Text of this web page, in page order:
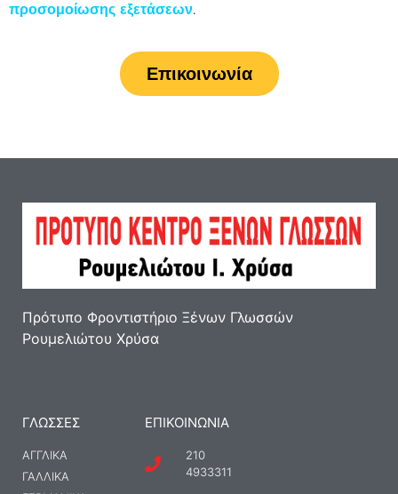
προσομοίωσης εξετάσεων.
Επικοινωνία
Πρότυπο Φροντιστήριο Ξένων Γλωσσών
Ρουμελιώτου Χρύσα
ΓΛΩΣΣΕΣ
ΑΓΓΛΙΚΑ
ΓΑΛΛΙΚΑ
ΕΠΙΚΟΙΝΩΝΊΑ
210
4933311